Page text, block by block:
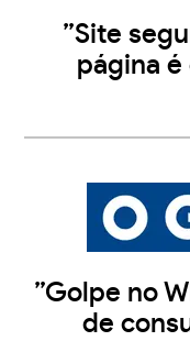
”Site
página é
”Golpe no
de